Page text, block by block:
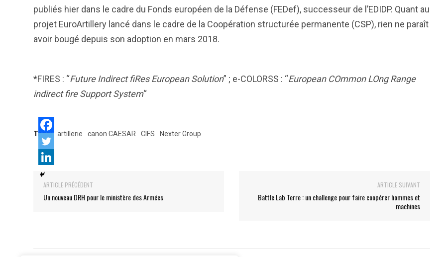
publiés hier dans le cadre du Fonds européen de la Défense (FEDef), successeur de l’EDIDP. Quant au
projet EuroArtillery lancé dans le cadre de la Coopération structurée permanente (CSP), rien ne paraît
avoir bougé depuis son adoption en mars 2018.
*FIRES : “Future Indirect fiRes European Solution” ; e-COLORSS : “European COmmon LOng Range
indirect fire Support System“
Tags: artillerie canon CAESAR CIFS Nexter Group
ARTICLE PRÉCÉDENT
Un nouveau DRH pour le ministère des Armées
ARTICLE SUIVANT
Battle Lab Terre : un challenge pour faire coopérer hommes et
machines